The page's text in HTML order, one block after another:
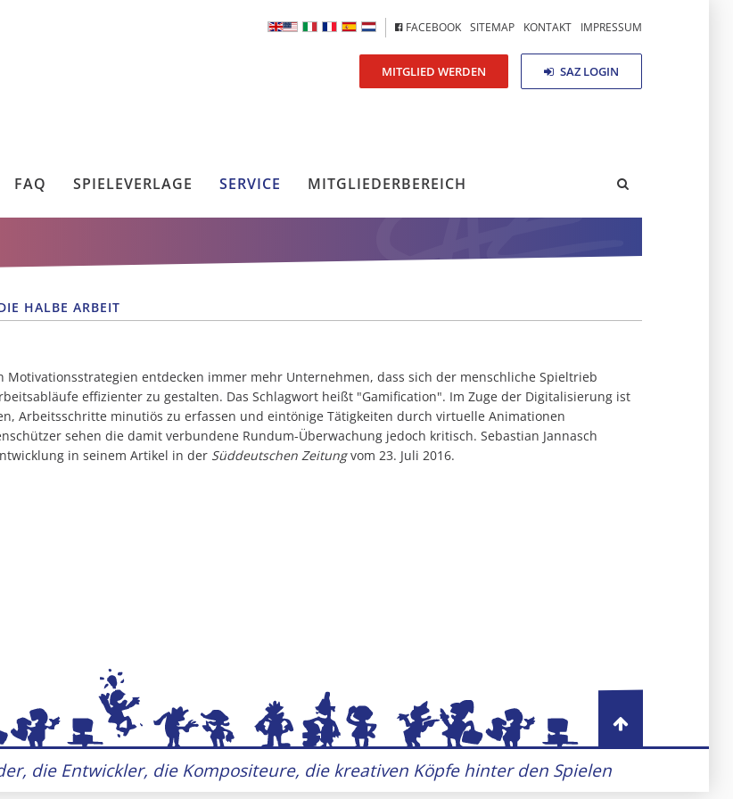
MITGLIED WERDEN SAZ LOGIN
FACEBOOK SITEMAP KONTAKT IMPRESSUM
FAQ SPIELEVERLAGE SERVICE MITGLIEDERBEREICH
HALBE ARBEIT
Motivationsstrategien entdecken immer mehr Unternehmen, dass sich der menschliche Spieltrieb
effizienter zu gestalten. Das Schlagwort heißt "Gamification". Im Zuge der Digitalisierung ist
Arbeitsschritte minutiös zu erfassen und eintönige Tätigkeiten durch virtuelle Animationen
sehen die damit verbundene Rundum-Überwachung jedoch kritisch. Sebastian Jannasch
in seinem Artikel in derSüddeutschen Zeitungvom 23. Juli 2016.
die Entwickler, die Kompositeure, die kreativen Köpfe hinter den Spielen